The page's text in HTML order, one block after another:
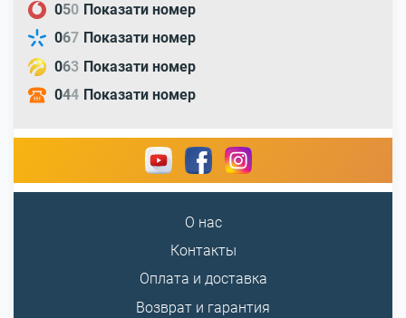
050 Показати номер
067 Показати номер
063 Показати номер
044 Показати номер
О нас
Контакты
Оплата и доставка
Возврат и гарантия